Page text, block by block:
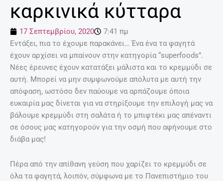
καρκινικά κύτταρα
17 Σεπτεμβρίου, 2020
7:41 πμ
Εντάξει, πια το έχουμε παρακάνει… Ένα ένα τα φαγητά
έχουν αρχίσει να μπαίνουν στην κατηγορία “superfoods”.
Νέες έρευνες έχουν κατατάξει μάλιστα και το κρεμμύδι σε
αυτή. Μπορεί να μην συμφωνούμε απόλυτα με αυτή την
απόφαση, ωστόσο δεν παύουμε να αρπάζουμε όποια
ευκαιρία μας δίνεται για να στηρίξουμε την επιλογή μας να
βάλουμε κρεμμύδι στη σαλάτα ή το μπιφτέκι μας απέναντι
σε όσους μας κατηγορούν για την οσμή που αφήνουμε στο
διάβα μας!
Πέρα από την απίθανη γεύση που χαρίζει το κρεμμύδι σε
όλα τα φαγητά, λοιπόν, σύμφωνα με το Πανεπιστήμιο του